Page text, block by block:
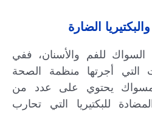
للفم والأسنان، ففي
التي أجرتها منظمة الصحة
يحتوي على عدد من
للبكتيريا التي تحارب